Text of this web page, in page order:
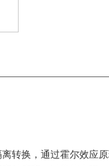
转换，通过霍尔效应